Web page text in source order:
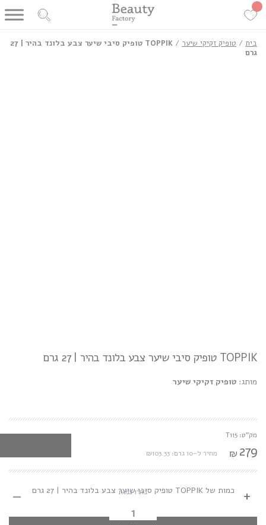
בית / טופיק זקיקי שיער /
TOPPIK טופיק סיבי שיער צבע בלונד בהיר | 27
גרם
TOPPIK טופיק סיבי שיער צבע בלונד בהיר | 27 גרם
מותג: טופיק זקיקי שיער
מק"ט: T115
₪ 279 מחיר ל-10 גרם: ₪103.33
+ כמות של TOPPIK טופיק סיבי שיער צבע בלונד בהיר | 27 גרם בחרו כמות -